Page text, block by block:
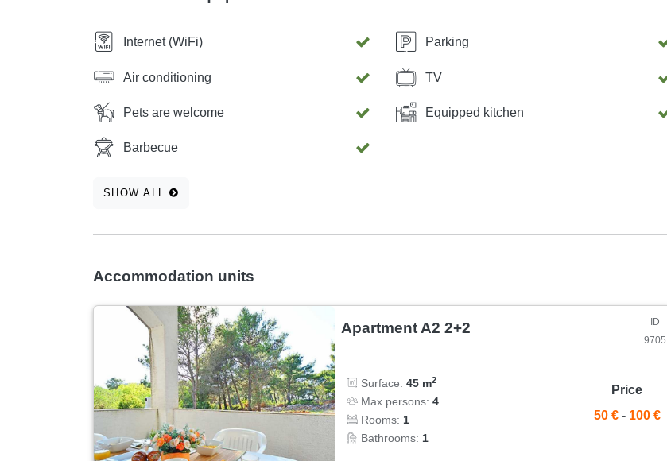
przyjemna, śródziemnomorska wiosna, niezależnie od letnich upałów. 🌳 Taras i ogród: Gdzie czas się
zatrzymuje Największym klejnotem obiektu jest 300-metrowy ogród zanurzony w zieleni. Podczas gdy
Ty pijesz pierwszą poranną kawę na przestronnym tarasie przy dźwiękach świerszczy, dzieci mogą
bezpiecznie bawić się w cieniu sosen. Wieczorem zapach grilla i wspólna kolacja pod gołym niebem
autentycznego charakteru. Polecamy: Wieczorny spacer: Odwiedź starą wyspę połączoną kamiennym
mostem i wejdź do kościoła św. Mikołaja, aby podziwiać najpiękniejszy zachód słońca nad
Adriatykiem. Aktywny wypoczynek: Skorzystaj z bliskości Parku Narodowego Krka i wybierz się na
która zachwyci dzieci. Bez obaw o zwierzęta: Twoi czworonożni członkowie rodziny są u nas mile
Internet (WiFi) Parking
Air conditioning TV
Pets are welcome Equipped kitchen
Barbecue
SHOW ALL
Accommodation units
Apartment A2 2+2
ID
9705
Surface:45 m2
Max persons:4
Rooms: 1
Bathrooms: 1
Price
50 € - 100 €